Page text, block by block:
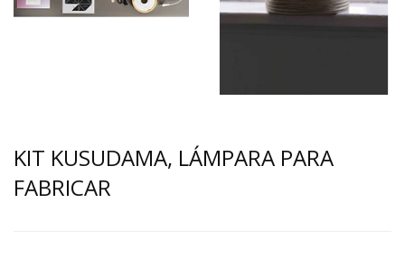
KIT KUSUDAMA, LÁMPARA PARA
FABRICAR